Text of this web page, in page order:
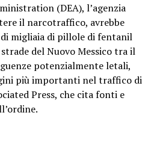
(DEA), l’agenzia
il narcotraffico, avrebbe
migliaia di pillole di fentanil
del Nuovo Messico tra il
potenzialmente letali,
più importanti nel traffico di
Press, che cita fonti e